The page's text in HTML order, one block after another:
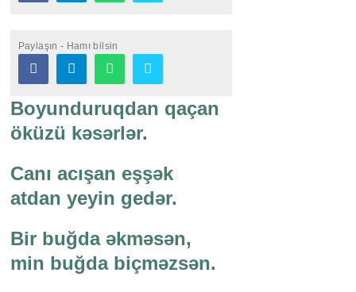
Paylaşın - Hamı bilsin
Boyunduruqdan qaçan
öküzü kəsərlər.
Canı acışan eşşək
atdan yeyin gedər.
Bir buğda əkməsən,
min buğda biçməzsən.